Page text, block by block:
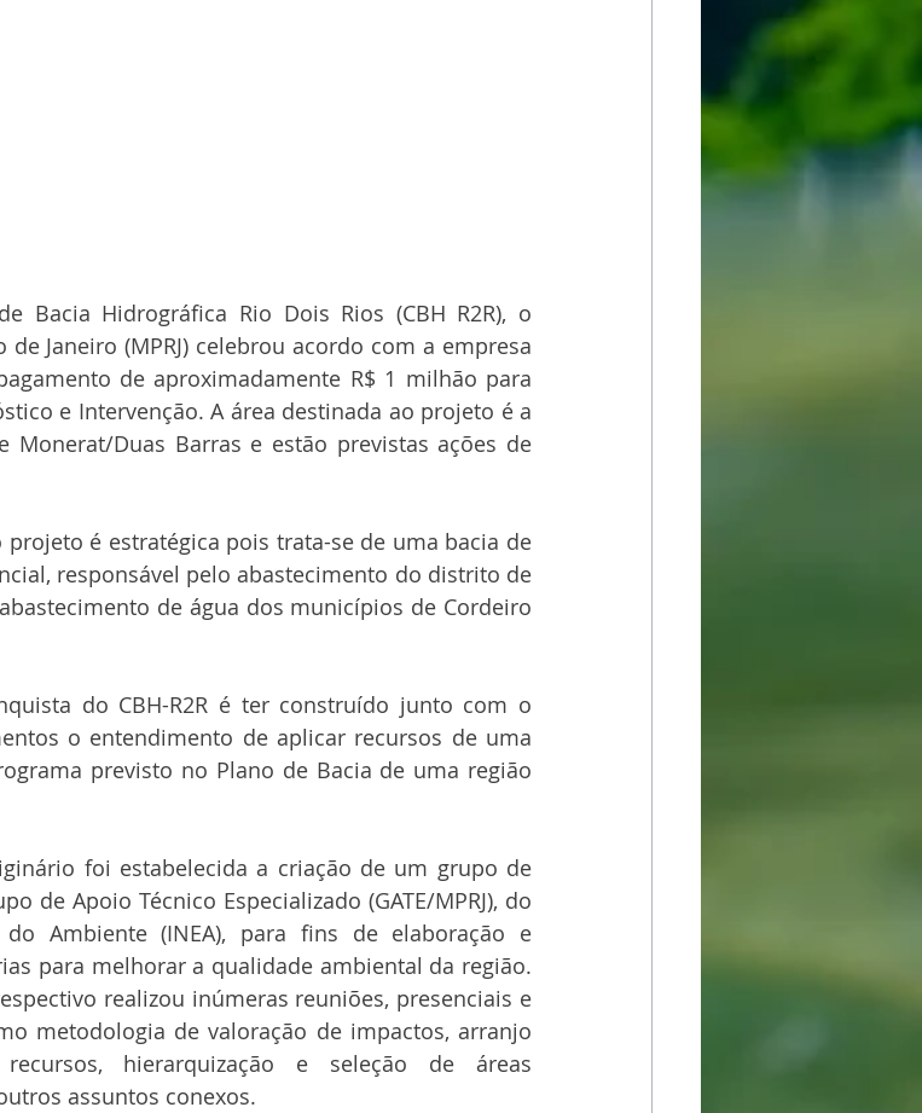
Bacia Hidrográfica Rio Dois Rios (CBH R2R), o
Janeiro (MPRJ) celebrou acordo com a empresa
de aproximadamente R$ 1 milhão para
e Intervenção. A área destinada ao projeto é a
Monerat/Duas Barras e estão previstas ações de
é estratégica pois trata-se de uma bacia de
responsável pelo abastecimento do distrito de
de água dos municípios de Cordeiro
do CBH-R2R é ter construído junto com o
o entendimento de aplicar recursos de uma
previsto no Plano de Bacia de uma região
foi estabelecida a criação de um grupo de
de Apoio Técnico Especializado (GATE/MPRJ), do
Ambiente (INEA), para fins de elaboração e
para melhorar a qualidade ambiental da região.
realizou inúmeras reuniões, presenciais e
metodologia de valoração de impactos, arranjo
hierarquização e seleção de áreas
assuntos conexos.